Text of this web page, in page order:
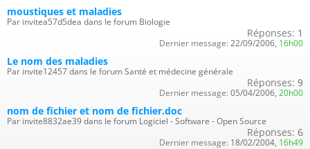
moustiques et maladies
Par invitea57d5dea dans le forum Biologie
Réponses: 1
Dernier message: 22/09/2006, 16h00
Le nom des maladies
Par invite12457 dans le forum Santé et médecine générale
Réponses: 9
Dernier message: 05/04/2006, 20h00
nom de fichier et nom de fichier.doc
Par invite8832ae39 dans le forum Logiciel - Software - Open Source
Réponses: 6
Dernier message: 18/02/2004, 16h49